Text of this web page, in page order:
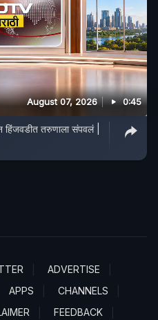
August 07, 2026 0:45
तरुणाला संपवलं |
ADVERTISE
APPS
CHANNELS
FEEDBACK